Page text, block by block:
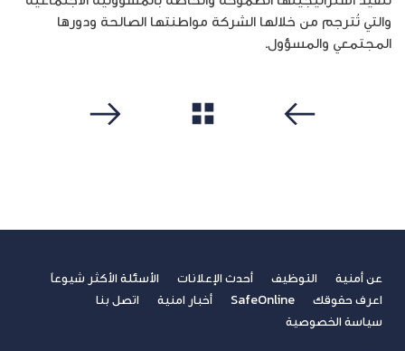
والتي تُترجم من خلالها الشركة مواطنتها الصالحة ودورها
المجتمعي والمسؤول.
عن أمنية التوظيف أحدث الإعلانات
الأسئلة الأكثر شيوعاً
اعرف حقوقك
SafeOnline أخبار امنية
اتصل بنا
سياسة الخصوصية